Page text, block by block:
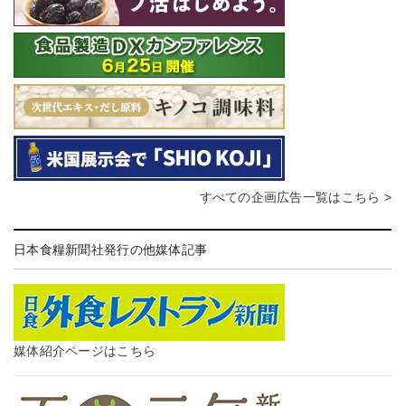
すべての企画広告一覧はこちら >
日本食糧新聞社発行の他媒体記事
媒体紹介ページはこちら